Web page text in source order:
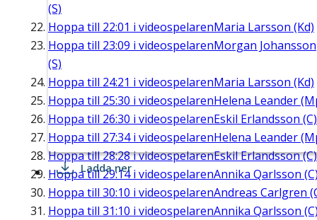
(S)
Hoppa till 22:01 i videospelarenMaria Larsson (Kd)
Hoppa till 23:09 i videospelarenMorgan Johansson
(S)
Hoppa till 24:21 i videospelarenMaria Larsson (Kd)
Hoppa till 25:30 i videospelarenHelena Leander
Hoppa till 26:30 i videospelarenEskil Erlandsson (C)
Hoppa till 27:34i videospelarenHelena Leander
Hoppa till28:28i videospelarenEskil Erlandsson (C)
Hoppa till29:14i videospelarenAnnika Qarlsson
Hoppa till 30:10 i videospelarenAndreas Carlgren
Hoppa till 31:10 i videospelarenAnnika Qarlsson
Ladda ner